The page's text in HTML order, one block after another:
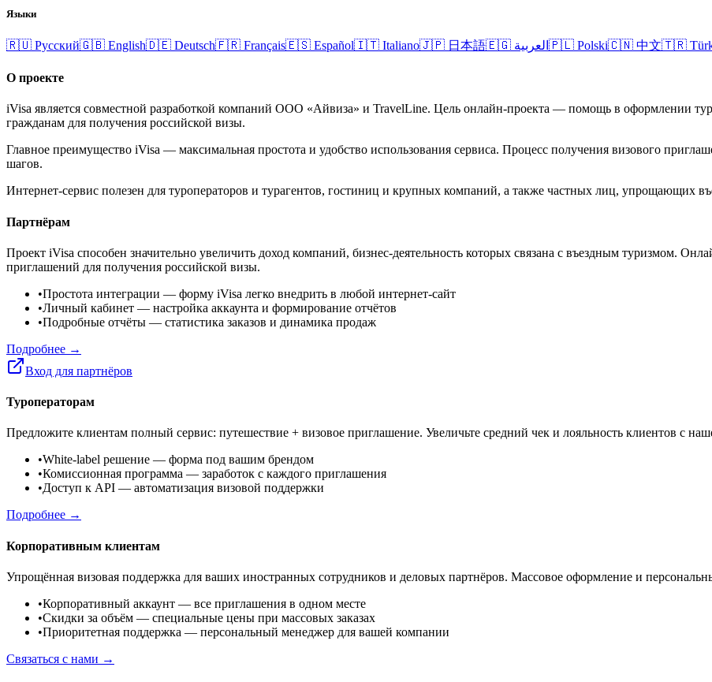
Языки
🇷🇺 Русский🇬🇧 English🇩🇪 Deutsch🇫🇷 Français🇪🇸 Español🇮🇹 Italiano🇯🇵 日本語🇪🇬 العربية 🇵🇱 Polski🇨🇳 中文🇹🇷
О проекте
iVisa является совместной разработкой компаний ООО «Айвиза» и TravelLine. Цель онлайн-проекта — помощь в оформлении
гражданам для получения российской визы.
Главное преимущество iVisa — максимальная простота и удобство использования сервиса. Процесс получения визового
шагов.
Интернет-сервис полезен для туроператоров и турагентов, гостиниц и крупных компаний, а также частных лиц, упрощающих
Партнёрам
Проект iVisa способен значительно увеличить доход компаний, бизнес-деятельность которых связана с въездным туризмом.
приглашений для получения российской визы.
•Простота интеграции — форму iVisa легко внедрить в любой интернет-сайт
•Личный кабинет — настройка аккаунта и формирование отчётов
•Подробные отчёты — статистика заказов и динамика продаж
Подробнее →
Вход для партнёров
Туроператорам
Предложите клиентам полный сервис: путешествие + визовое приглашение. Увеличьте средний чек и лояльность клиентов с
•White-label решение — форма под вашим брендом
•Комиссионная программа — заработок с каждого приглашения
•Доступ к API — автоматизация визовой поддержки
Подробнее →
Корпоративным клиентам
Упрощённая визовая поддержка для ваших иностранных сотрудников и деловых партнёров. Массовое оформление и
•Корпоративный аккаунт — все приглашения в одном месте
•Скидки за объём — специальные цены при массовых заказах
•Приоритетная поддержка — персональный менеджер для вашей компании
Связаться с нами →